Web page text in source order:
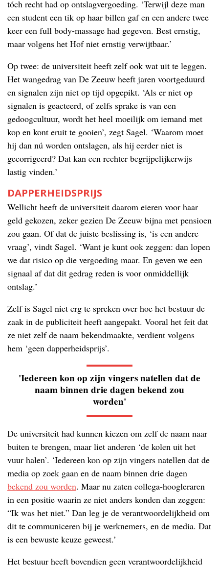
tóch recht had op ontslagvergoeding. ‘Terwijl deze man
een student een tik op haar billen gaf en een andere twee
keer een full body-massage had gegeven. Best ernstig,
maar volgens het Hof niet ernstig verwijtbaar.’
Op twee: de universiteit heeft zelf ook wat uit te leggen.
Het wangedrag van De Zeeuw heeft jaren voortgeduurd
en signalen zijn niet op tijd opgepikt. ‘Als er niet op
signalen is geacteerd, of zelfs sprake is van een
gedoogcultuur, wordt het heel moeilijk om iemand met
kop en kont eruit te gooien’, zegt Sagel. ‘Waarom moet
hij dan nú worden ontslagen, als hij eerder niet is
gecorrigeerd? Dat kan een rechter begrijpelijkerwijs
lastig vinden.’
DAPPERHEIDSPRIJS
Wellicht heeft de universiteit daarom eieren voor haar
geld gekozen, zeker gezien De Zeeuw bijna met pensioen
zou gaan. Of dat de juiste beslissing is, ‘is een andere
vraag’, vindt Sagel. ‘Want je kunt ook zeggen: dan lopen
we dat risico op die vergoeding maar. En geven we een
signaal af dat dit gedrag reden is voor onmiddellijk
ontslag.’
Zelf is Sagel niet erg te spreken over hoe het bestuur de
zaak in de publiciteit heeft aangepakt. Vooral het feit dat
ze niet zelf de naam bekendmaakte, verdient volgens
hem ‘geen dapperheidsprijs’.
'Iedereen kon op zijn vingers natellen dat de
naam binnen drie dagen bekend zou
worden'
De universiteit had kunnen kiezen om zelf de naam naar
buiten te brengen, maar liet anderen ‘de kolen uit het
vuur halen’. ‘Iedereen kon op zijn vingers natellen dat de
media op zoek gaan en de naam binnen drie dagen
bekend zou worden. Maar nu zaten collega-­hoogleraren
in een positie waarin ze niet anders konden dan zeggen:
“Ik was het niet.” Dan leg je de verantwoordelijkheid om
dit te communiceren bij je werknemers, en de media. Dat
is een bewuste keuze geweest.’
Het bestuur heeft bovendien geen verantwoordelijkheid